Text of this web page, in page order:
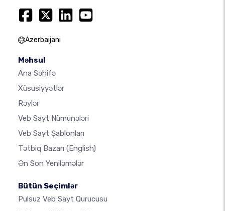
Azerbaijani
Məhsul
Ana Səhifə
Xüsusiyyətlər
Rəylər
Veb Sayt Nümunələri
Veb Sayt Şablonları
Tətbiq Bazarı (English)
Ən Son Yeniləmələr
Bütün Seçimlər
Pulsuz Veb Sayt Qurucusu